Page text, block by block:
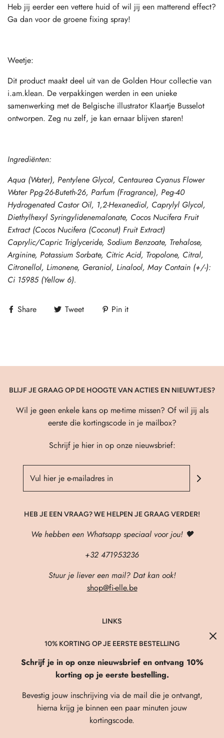
Heb jij eerder een vettere huid of wil jij een matterend effect?
Ga dan voor de groene fixing spray!
Weetje:
Dit product maakt deel uit van de Golden Hour collectie van
i.am.klean. De verpakkingen werden in een unieke
samenwerking met de Belgische illustrator Klaartje Busselot
ontworpen. Zeg nu zelf, je kan ernaar blijven staren!
Ingrediënten:
Aqua (Water), Pentylene Glycol, Centaurea Cyanus Flower
Water Ppg-26-Buteth-26, Parfum (Fragrance), Peg-40
Hydrogenated Castor Oil, 1,2-Hexanediol, Caprylyl Glycol,
Diethylhexyl Syringylidenemalonate, Cocos Nucifera Fruit
Extract (Cocos Nucifera (Coconut) Fruit Extract)
Caprylic/Capric Triglyceride, Sodium Benzoate, Trehalose,
Arginine, Potassium Sorbate, Citric Acid, Tropolone, Citral,
Citronellol, Limonene, Geraniol, Linalool, May Contain (+/-):
Ci 15985 (Yellow 6).
Share Tweet Pin it
BLIJF JE GRAAG OP DE HOOGTE VAN ACTIES EN NIEUWTJES?
Wil je geen enkele kans op me-time missen? Of wil jij als
eerste die kortingscode in je mailbox?
Schrijf je hier in op onze nieuwsbrief:
HEB JE EEN VRAAG? WE HELPEN JE GRAAG VERDER!
We hebben een Whatsapp speciaal voor jou! 🖤
+32 471953236
Stuur je liever een mail? Dat kan ook!
shop@fi-elle.be
LINKS
About Us
Verzenden & Retourneren
FAQ
Privacybeleid
Algemene Voorwaarden
Contact
10% KORTING OP JE EERSTE BESTELLING
Schrijf je in op onze nieuwsbrief en ontvang 10%
korting op je eerste bestelling.
Bevestig jouw inschrijving via de mail die je ontvangt,
hierna krijg je binnen een paar minuten jouw
kortingscode.